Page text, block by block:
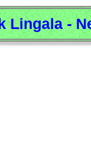
Lingala -